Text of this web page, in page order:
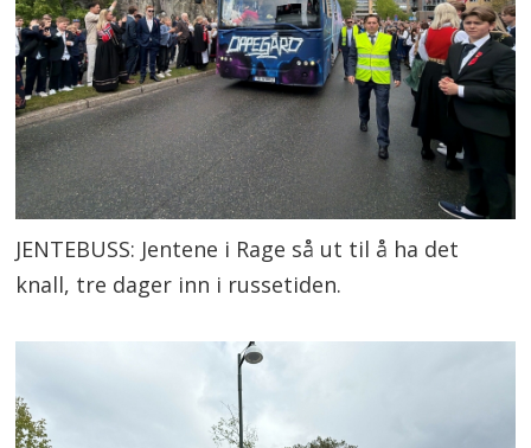
JENTEBUSS: Jentene i Rage så ut til å ha det
knall, tre dager inn i russetiden.